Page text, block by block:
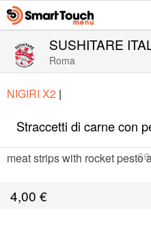
SUSHITARE
Roma
NIGIRI X2 |
Straccetti di carne con
meat strips with rocket pesto
4,00 €